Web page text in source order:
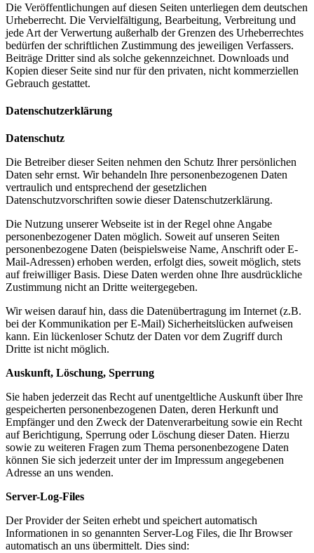
Die Veröffentlichungen auf diesen Seiten unterliegen dem deutschen
Urheberrecht. Die Vervielfältigung, Bearbeitung, Verbreitung und
jede Art der Verwertung außerhalb der Grenzen des Urheberrechtes
bedürfen der schriftlichen Zustimmung des jeweiligen Verfassers.
Beiträge Dritter sind als solche gekennzeichnet. Downloads und
Kopien dieser Seite sind nur für den privaten, nicht kommerziellen
Gebrauch gestattet.
Datenschutzerklärung
Datenschutz
Die Betreiber dieser Seiten nehmen den Schutz Ihrer persönlichen
Daten sehr ernst. Wir behandeln Ihre personenbezogenen Daten
vertraulich und entsprechend der gesetzlichen
Datenschutzvorschriften sowie dieser Datenschutzerklärung.
Die Nutzung unserer Webseite ist in der Regel ohne Angabe
personenbezogener Daten möglich. Soweit auf unseren Seiten
personenbezogene Daten (beispielsweise Name, Anschrift oder E-
Mail-Adressen) erhoben werden, erfolgt dies, soweit möglich, stets
auf freiwilliger Basis. Diese Daten werden ohne Ihre ausdrückliche
Zustimmung nicht an Dritte weitergegeben.
Wir weisen darauf hin, dass die Datenübertragung im Internet (z.B.
bei der Kommunikation per E-Mail) Sicherheitslücken aufweisen
kann. Ein lückenloser Schutz der Daten vor dem Zugriff durch
Dritte ist nicht möglich.
Auskunft, Löschung, Sperrung
Sie haben jederzeit das Recht auf unentgeltliche Auskunft über Ihre
gespeicherten personenbezogenen Daten, deren Herkunft und
Empfänger und den Zweck der Datenverarbeitung sowie ein Recht
auf Berichtigung, Sperrung oder Löschung dieser Daten. Hierzu
sowie zu weiteren Fragen zum Thema personenbezogene Daten
können Sie sich jederzeit unter der im Impressum angegebenen
Adresse an uns wenden.
Server-Log-Files
Der Provider der Seiten erhebt und speichert automatisch
Informationen in so genannten Server-Log Files, die Ihr Browser
automatisch an uns übermittelt. Dies sind: